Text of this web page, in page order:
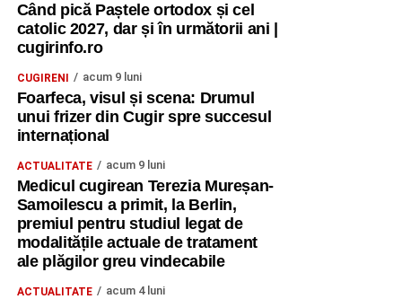
Când pică Paștele ortodox și cel
catolic 2027, dar și în următorii ani |
cugirinfo.ro
CUGIRENI acum 9 luni
Foarfeca, visul și scena: Drumul
unui frizer din Cugir spre succesul
internațional
ACTUALITATE acum 9 luni
Medicul cugirean Terezia Mureșan-
Samoilescu a primit, la Berlin,
premiul pentru studiul legat de
modalitățile actuale de tratament
ale plăgilor greu vindecabile
ACTUALITATE acum 4 luni